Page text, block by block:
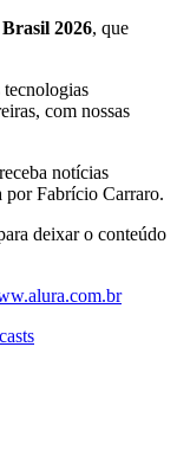
2026, que
tecnologias
com nossas
notícias
por Fabrício Carraro.
deixar o conteúdo